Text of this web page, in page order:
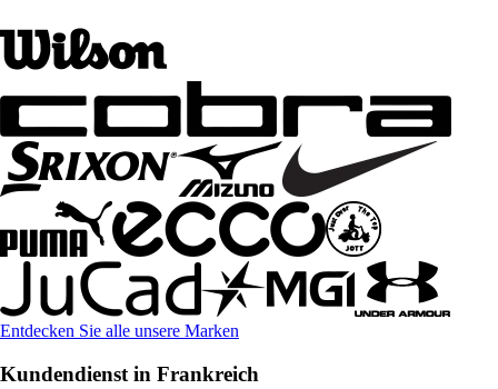
Entdecken Sie alle unsere Marken
Kundendienst in Frankreich